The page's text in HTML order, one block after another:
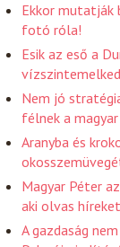
Ekkor mutatják
fotó róla!
Esik az eső a
Nem jó
félnek a
Aranyba és
Magyar Péter
aki olvas
A gazdaság